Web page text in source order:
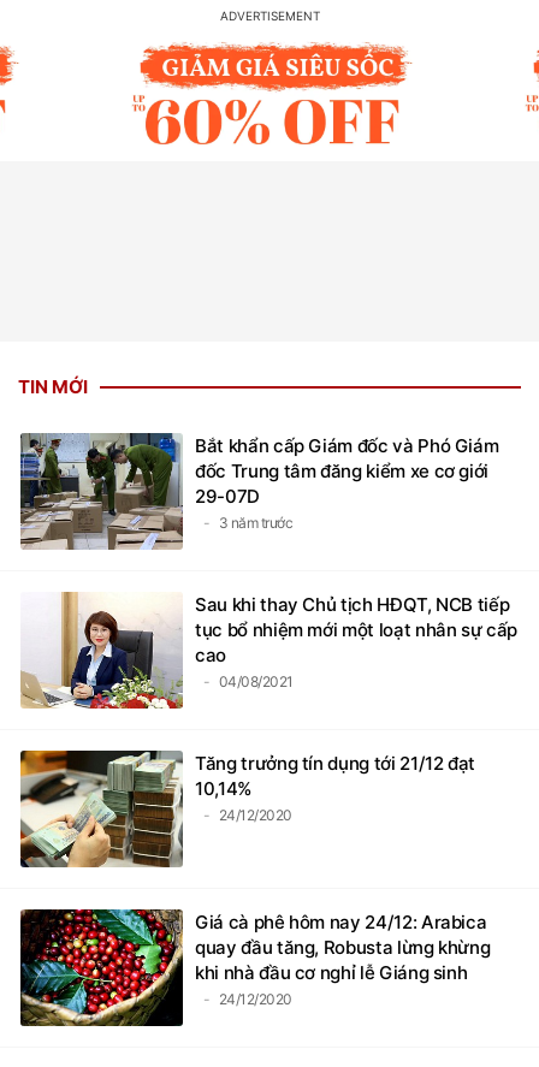
TIN MỚI
Bắt khẩn cấp Giám đốc và Phó Giám
đốc Trung tâm đăng kiểm xe cơ giới
29-07D
3 năm trước
Sau khi thay Chủ tịch HĐQT, NCB tiếp
tục bổ nhiệm mới một loạt nhân sự cấp
cao
04/08/2021
Tăng trưởng tín dụng tới 21/12 đạt
10,14%
24/12/2020
Giá cà phê hôm nay 24/12: Arabica
quay đầu tăng, Robusta lừng khừng
khi nhà đầu cơ nghỉ lễ Giáng sinh
24/12/2020